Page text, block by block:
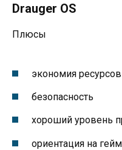
Drauger OS
Плюсы
экономия ресурсов
безопасность
хороший уровень
ориентация на